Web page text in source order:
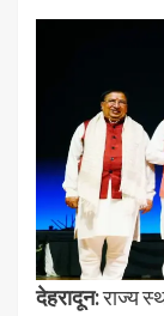
देहरादून:राज्य